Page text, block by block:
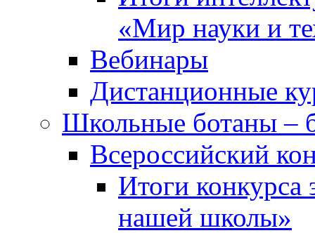
«Мир науки и
Вебинары
Дистанционные
Школьные ботаны –
Всероссийский
Итоги
нашей школы»